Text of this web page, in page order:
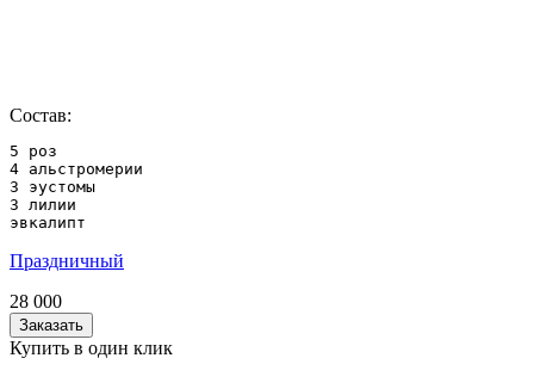
Состав:
5 роз
4 альстромерии
3 эустомы
3 лилии
эвкалипт
Праздничный
28 000
Заказать
Купить в один клик